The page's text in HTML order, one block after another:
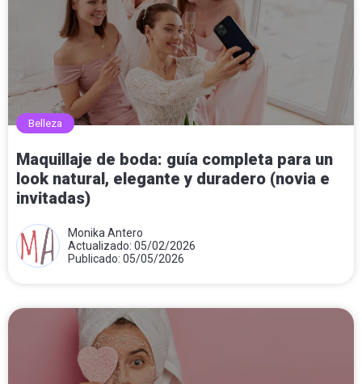
Belleza
Maquillaje de boda: guía completa para un
look natural, elegante y duradero (novia e
invitadas)
Monika Antero
Actualizado: 05/02/2026
Publicado: 05/05/2026